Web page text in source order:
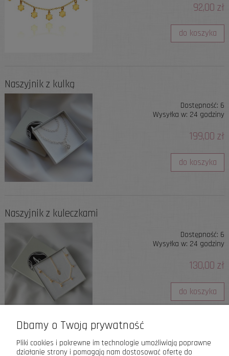
92,00 zł
do koszyka
Naszyjnik z kulką
Dostępność: 6
Wysyłka w: 24 godziny
199,00 zł
do koszyka
Naszyjnik z kuleczkami
Dostępność: 6
Wysyłka w: 24 godziny
130,00 zł
do koszyka
« 2 3 4 5 ... 19 »
Dbamy o Twoją prywatność
Pliki cookies i pokrewne im technologie umożliwiają poprawne
działanie strony i pomagają nam dostosować ofertę do